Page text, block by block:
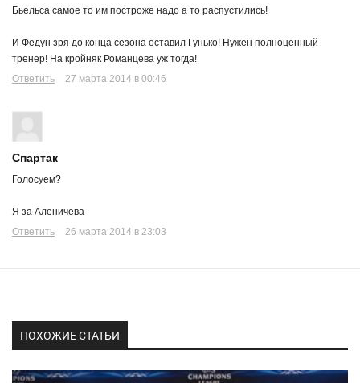
Бьельса самое то им построже надо а то распустились!
И Федун зря до конца сезона оставил Гунько! Нужен полноценный
тренер! На кройняк Романцева уж тогда!
Ответить
27 марта 2014 в 00:46
Спартак
Голосуем?
Я за Аленичева
Ответить
26 марта 2014 в 23:03
ПОХОЖИЕ СТАТЬИ